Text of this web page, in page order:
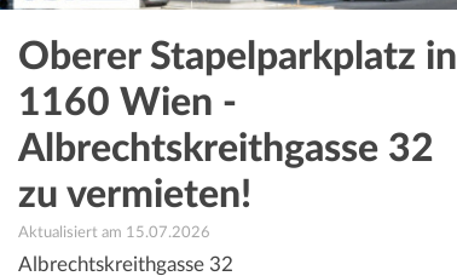
Oberer Stapelparkplatz in
1160 Wien -
Albrechtskreithgasse 32
zu vermieten!
Aktualisiert am 15.07.2026
Albrechtskreithgasse 32